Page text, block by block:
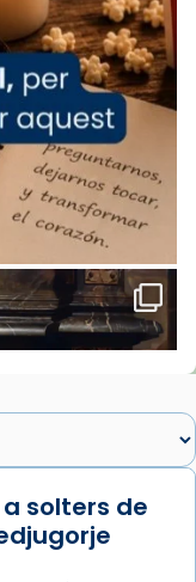
ens
ha
de Les
lloc la
solters de